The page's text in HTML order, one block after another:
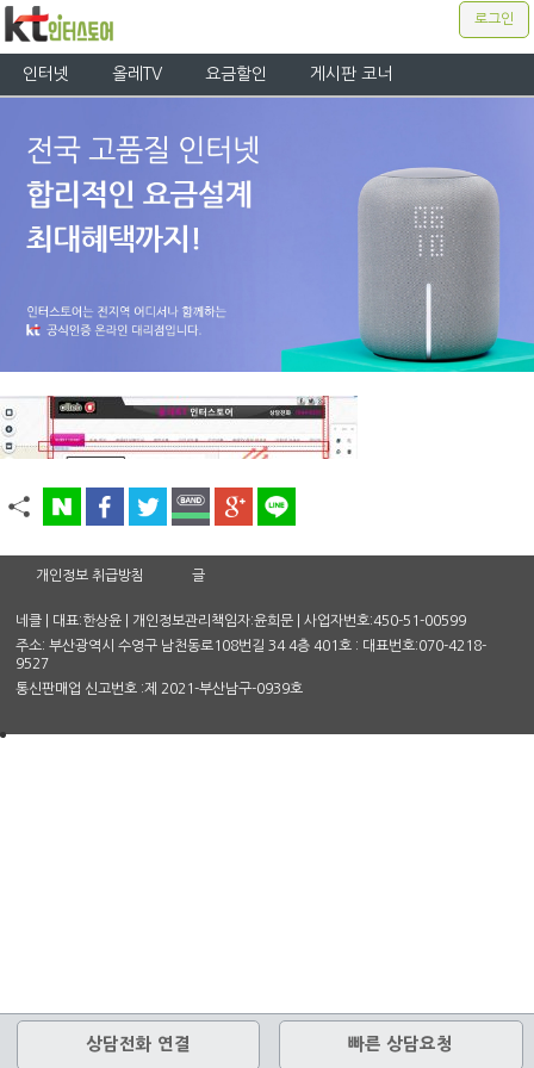
로그인
인터넷 올레TV 요금할인 게시판 코너
개인정보 취급방침 글
네클 | 대표:한상윤 | 개인정보관리책임자:윤희문 | 사업자번호:450-51-00599
주소: 부산광역시 수영구 남천동로108번길 34 4층 401호 : 대표번호:070-4218-
9527
통신판매업 신고번호 :제 2021-부산남구-0939호
상담전화 연결 빠른 상담요청